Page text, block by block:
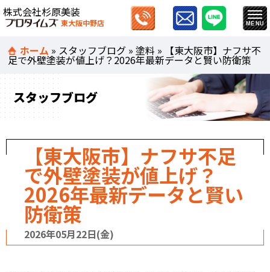
株式会社杉原美装
東大阪中野店
ホーム » スタッフブログ »塗料 » 【東大阪市】ナフサ不
足で外壁塗装が値上げ？2026年最新データと賢い防衛策
スタッフブログ
【東大阪市】ナフサ不足
で外壁塗装が値上げ？
2026年最新データと賢い
防衛策
2026年05月22日(金)